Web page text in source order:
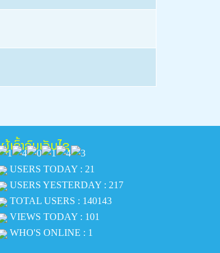
ຜູ້ເຂົ້າຊົມເວັບໄຊ
USERS TODAY : 21
USERS YESTERDAY : 217
TOTAL USERS : 140143
VIEWS TODAY : 101
WHO'S ONLINE : 1